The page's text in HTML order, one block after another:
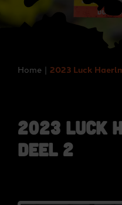
Home 2023 Luck
2023 Luck
deel 2